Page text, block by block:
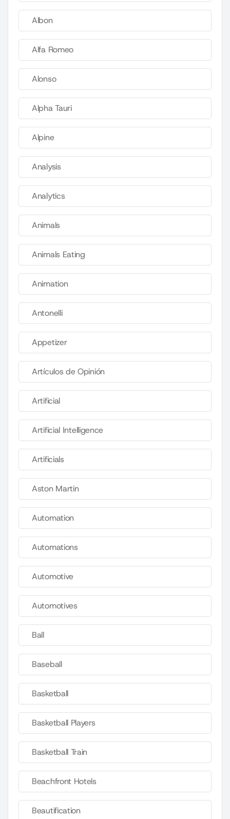
Albon
Alfa Romeo
Alonso
Alpha Tauri
Alpine
Analysis
Analytics
Animals
Animals Eating
Animation
Antonelli
Appetizer
Artículos de Opinión
Artificial
Artificial Intelligence
Artificials
Aston Martin
Automation
Automations
Automotive
Automotives
Ball
Baseball
Basketball
Basketball Players
Basketball Train
Beachfront Hotels
Beautification